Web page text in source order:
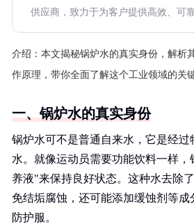
供应商，致力于为客户提供高效、可
介绍： 本文揭秘锅炉水的真实身份，解析
作原理，带你全面了解这个工业领域的关
一、锅炉水的真实身份
锅炉水可不是普通自来水，它是经过
水。就像运动员需要功能饮料一样
养液"来保持良好状态。这种水去除
免结垢腐蚀，还可能添加缓蚀剂等成
防护服。